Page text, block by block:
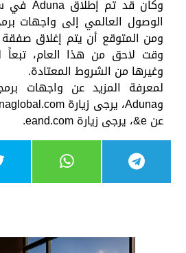
الوصول العالمي إلى واجهات
ومن المتوقع أن يتم إغلاق
وقت لاحق من هذا العام، تبعاً
وغيرها من الشروط المعتادة.
لمعرفة المزيد عن واجهات
عن e&، يرجى زيارة eand.com.